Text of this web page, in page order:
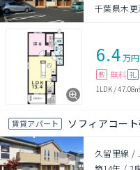
千葉県木
6.4万円
敷 無料 礼
1LDK/47.08
賃貸アパート ソフィアコー
久留里線 /